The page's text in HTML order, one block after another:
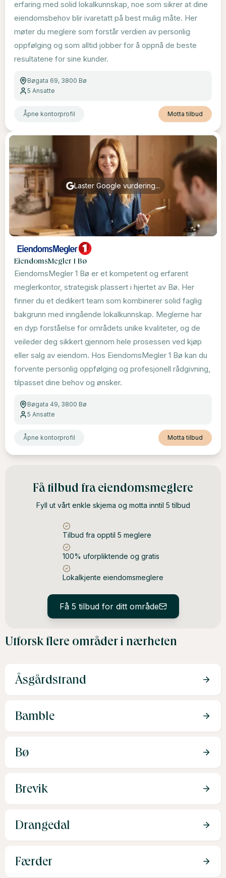
erfaring med solid lokalkunnskap, noe som sikrer at dine
eiendomsbehov blir ivaretatt på best mulig måte. Her
møter du meglere som forstår verdien av personlig
oppfølging og som alltid jobber for å oppnå de beste
resultatene for sine kunder.
Bøgata 69, 3800 Bø
5 Ansatte
Åpne kontorprofil Motta tilbud
Laster Google vurdering...
EiendomsMegler 1 Bø
EiendomsMegler 1 Bø er et kompetent og erfarent
meglerkontor, strategisk plassert i hjertet av Bø. Her
finner du et dedikert team som kombinerer solid faglig
bakgrunn med inngående lokalkunnskap. Meglerne har
en dyp forståelse for områdets unike kvaliteter, og de
veileder deg sikkert gjennom hele prosessen ved kjøp
eller salg av eiendom. Hos EiendomsMegler 1 Bø kan du
forvente personlig oppfølging og profesjonell rådgivning,
tilpasset dine behov og ønsker.
Bøgata 49, 3800 Bø
5 Ansatte
Åpne kontorprofil Motta tilbud
Få tilbud fra eiendomsmeglere
Fyll ut vårt enkle skjema og motta inntil 5 tilbud
Tilbud fra opptil 5 meglere
100% uforpliktende og gratis
Lokalkjente eiendomsmeglere
Få 5 tilbud for ditt område
Utforsk flere områder i nærheten
Åsgårdstrand
Bamble
Bø
Brevik
Drangedal
Færder